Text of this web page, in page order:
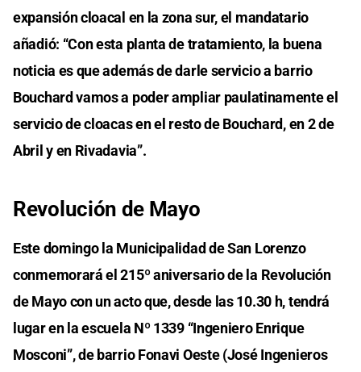
expansión cloacal en la zona sur, el mandatario
añadió: “Con esta planta de tratamiento, la buena
noticia es que además de darle servicio a barrio
Bouchard vamos a poder ampliar paulatinamente el
servicio de cloacas en el resto de Bouchard, en 2 de
Abril y en Rivadavia”.
Revolución de Mayo
Este domingo la Municipalidad de San Lorenzo
conmemorará el 215º aniversario de la Revolución
de Mayo con un acto que, desde las 10.30 h, tendrá
lugar en la escuela Nº 1339 “Ingeniero Enrique
Mosconi”, de barrio Fonavi Oeste (José Ingenieros